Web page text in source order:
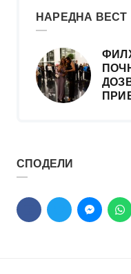
НАРЕДНА ВЕСТ
СПОДЕЛИ